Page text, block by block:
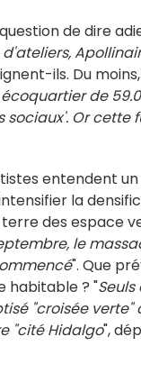
de dire
ils. Du
écoquartier de
sociaux'. Or cette
entendent
la
des espace
le
". Que
habitable ? "
"croisée
"cité Hidalgo",